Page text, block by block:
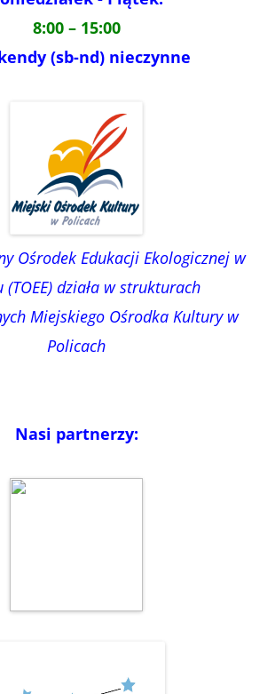
8:00 – 15:00
(sb-nd) nieczynne
Ośrodek Edukacji Ekologicznej w
(TOEE) działa w strukturach
Miejskiego Ośrodka Kultury w
Policach
Nasi partnerzy: